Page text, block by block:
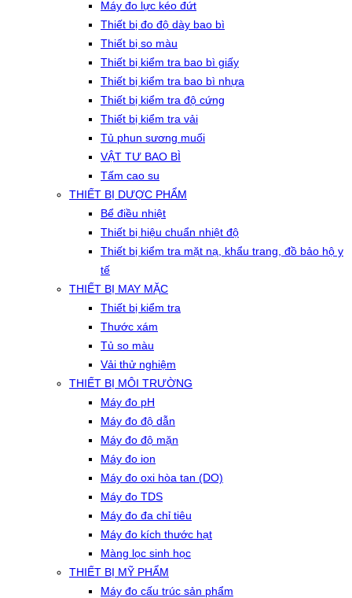
Máy đo lực kéo đứt
Thiết bị đo độ dày bao bì
Thiết bị so màu
Thiết bị kiểm tra bao bì giấy
Thiết bị kiểm tra bao bì nhựa
Thiết bị kiểm tra độ cứng
Thiết bị kiểm tra vải
Tủ phun sương muối
VẬT TƯ BAO BÌ
Tấm cao su
THIẾT BỊ DƯỢC PHẨM
Bể điều nhiệt
Thiết bị hiệu chuẩn nhiệt độ
Thiết bị kiểm tra mặt nạ, khẩu trang, đồ bảo hộ y
tế
THIẾT BỊ MAY MẶC
Thiết bị kiểm tra
Thước xám
Tủ so màu
Vải thử nghiệm
THIẾT BỊ MÔI TRƯỜNG
Máy đo pH
Máy đo độ dẫn
Máy đo độ mặn
Máy đo ion
Máy đo oxi hòa tan (DO)
Máy đo TDS
Máy đo đa chỉ tiêu
Máy đo kích thước hạt
Màng lọc sinh học
THIẾT BỊ MỸ PHẨM
Máy đo cấu trúc sản phẩm